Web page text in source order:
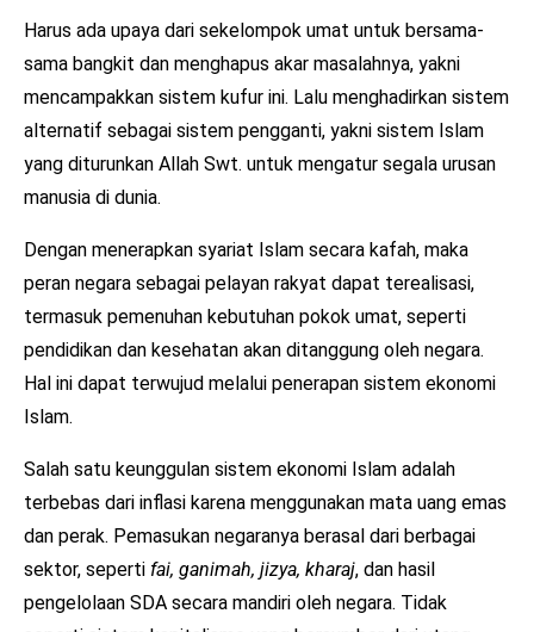
Harus ada upaya dari sekelompok umat untuk bersama-
sama bangkit dan menghapus akar masalahnya, yakni
mencampakkan sistem kufur ini. Lalu menghadirkan sistem
alternatif sebagai sistem pengganti, yakni sistem Islam
yang diturunkan Allah Swt. untuk mengatur segala urusan
manusia di dunia.
Dengan menerapkan syariat Islam secara kafah, maka
peran negara sebagai pelayan rakyat dapat terealisasi,
termasuk pemenuhan kebutuhan pokok umat, seperti
pendidikan dan kesehatan akan ditanggung oleh negara.
Hal ini dapat terwujud melalui penerapan sistem ekonomi
Islam.
Salah satu keunggulan sistem ekonomi Islam adalah
terbebas dari inflasi karena menggunakan mata uang emas
dan perak. Pemasukan negaranya berasal dari berbagai
sektor, seperti fai, ganimah, jizya, kharaj, dan hasil
pengelolaan SDA secara mandiri oleh negara. Tidak